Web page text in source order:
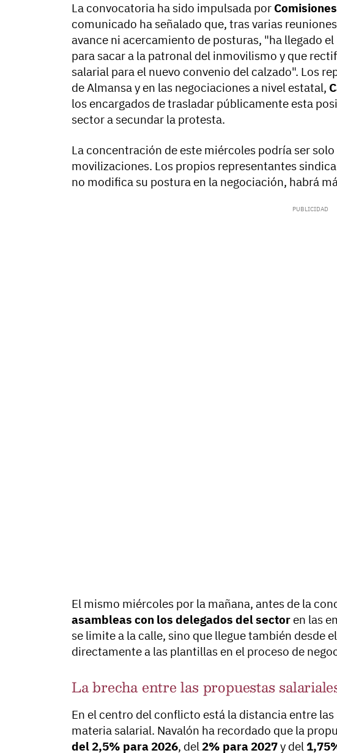
La convocatoria ha sido impulsada por
comunicado ha señalado que, tras varias
avance ni acercamiento de posturas, "ha llegado
para sacar a la patronal del inmovilismo y que
salarial para el nuevo convenio del calzado". Los
de Almansa y en las negociaciones a nivel estatal,
los encargados de trasladar públicamente esta
sector a secundar la protesta.
La concentración de este miércoles podría ser
movilizaciones. Los propios representantes
no modifica su postura en la negociación, habrá
El mismo miércoles por la mañana, antes de la
asambleas con los delegados del sector en las
se limite a la calle, sino que llegue también desde
directamente a las plantillas en el proceso de
La brecha entre las propuestas
En el centro del conflicto está la distancia entre
materia salarial. Navalón ha recordado que la
del 2,5% para 2026, del 2% para 2027y del